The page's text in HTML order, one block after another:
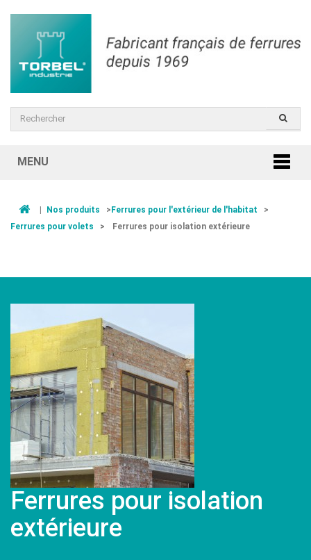
MENU
| Nos produits >Ferrures pour l'extérieur de l'habitat
>
Ferrures pour volets
> Ferrures pour isolation extérieure
Ferrures pour isolation
extérieure